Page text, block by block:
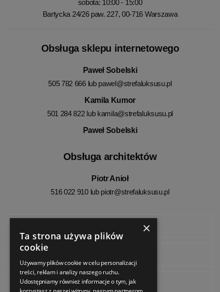
sobota: 10:00 - 15:00
Bartycka 24/26 paw. 227, 00-716 Warszawa
Obsługa sklepu internetowego
Paweł Sobelski
505 782 666 lub pawel@strefaluksusu.pl
Kamila Kumor
501 284 822 lub kamila@strefaluksusu.pl
Paweł Sobelski
Obsługa architektów
Piotr Anioł
516 022 910 lub piotr@strefaluksusu.pl
Pinterest
×
Ta strona używa plików
cookie
Używamy plików cookie w celu personalizacji
treści, reklam i analizy naszego ruchu.
Udostępniamy również informacje o tym, jak